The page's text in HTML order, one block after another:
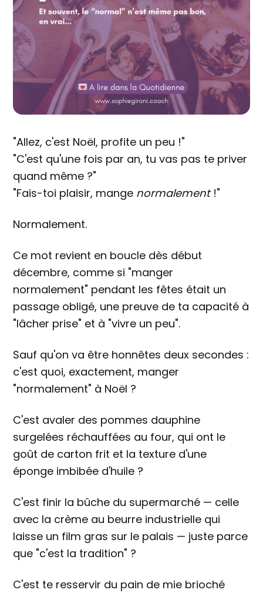
"Allez, c'est Noël, profite un peu !"
"C'est qu'une fois par an, tu vas pas te priver
quand même ?"
"Fais-toi plaisir, mange normalement!"
Normalement.
Ce mot revient en boucle dès début
décembre, comme si "manger
normalement" pendant les fêtes était un
passage obligé, une preuve de ta capacité à
"lâcher prise" et à "vivre un peu".
Sauf qu'on va être honnêtes deux secondes :
c'est quoi, exactement, manger
"normalement" à Noël ?
C'est avaler des pommes dauphine
surgelées réchauffées au four, qui ont le
goût de carton frit et la texture d'une
éponge imbibée d'huile ?
C'est finir la bûche du supermarché — celle
avec la crème au beurre industrielle qui
laisse un film gras sur le palais — juste parce
que "c'est la tradition" ?
C'est te resservir du pain de mie brioché